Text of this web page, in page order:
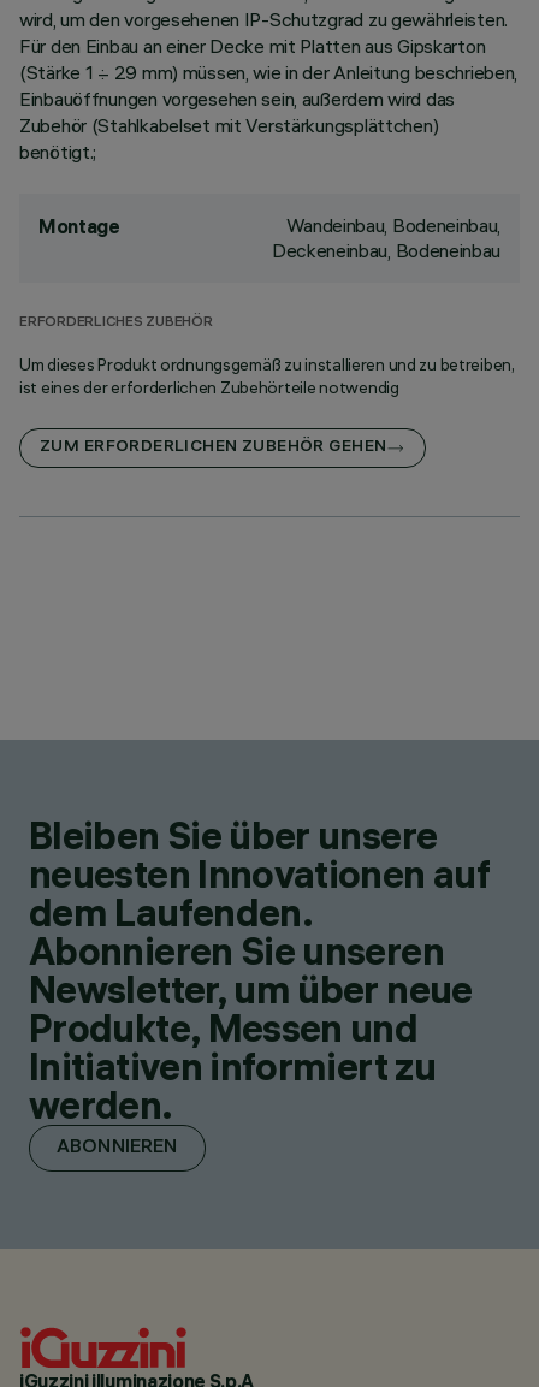
wird, um den vorgesehenen IP-Schutzgrad zu gewährleisten.
Für den Einbau an einer Decke mit Platten aus Gipskarton
(Stärke 1 ÷ 29 mm) müssen, wie in der Anleitung beschrieben,
Einbauöffnungen vorgesehen sein, außerdem wird das
Zubehör (Stahlkabelset mit Verstärkungsplättchen)
benötigt.;
Montage
Wandeinbau, Bodeneinbau,
Deckeneinbau, Bodeneinbau
ERFORDERLICHES ZUBEHÖR
Um dieses Produkt ordnungsgemäß zu installieren und zu betreiben,
ist eines der erforderlichen Zubehörteile notwendig
ZUM ERFORDERLICHEN ZUBEHÖR GEHEN
Bleiben Sie über unsere
neuesten Innovationen auf
dem Laufenden.
Abonnieren Sie unseren
Newsletter, um über neue
Produkte, Messen und
Initiativen informiert zu
werden.
ABONNIEREN
iGuzzini illuminazione S.p.A